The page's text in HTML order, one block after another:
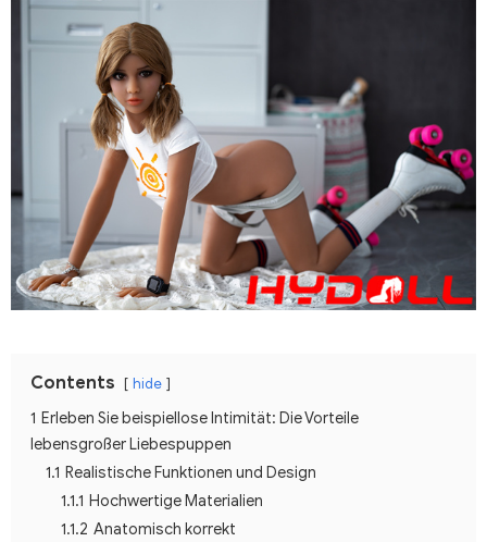
Contents hide
1 Erleben Sie beispiellose Intimität: Die Vorteile
lebensgroßer Liebespuppen
1.1 Realistische Funktionen und Design
1.1.1 Hochwertige Materialien
1.1.2 Anatomisch korrekt